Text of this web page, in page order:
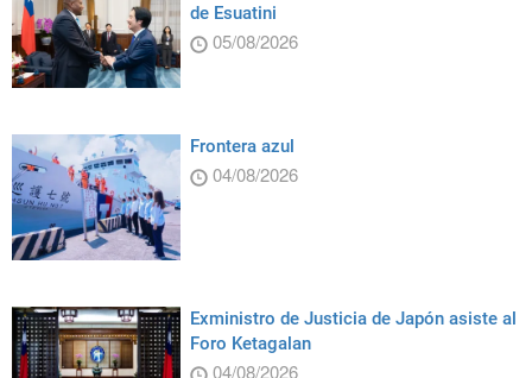
de Esuatini
05/08/2026
Frontera azul
04/08/2026
Exministro de Justicia de Japón asiste al
Foro Ketagalan
04/08/2026